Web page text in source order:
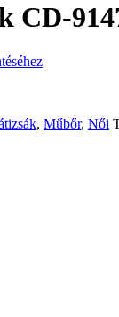
CD-
, Műbőr, Női